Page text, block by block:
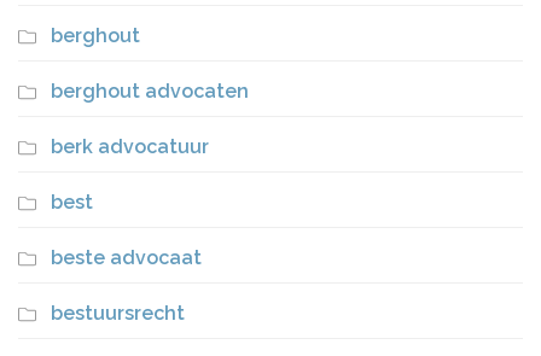
berghout
berghout advocaten
berk advocatuur
best
beste advocaat
bestuursrecht